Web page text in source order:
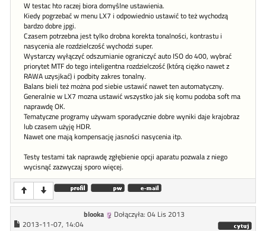
W testac hto raczej biora domyślne ustawienia.
Kiedy pogrzebać w menu LX7 i odpowiednio ustawić to też wychodzą
bardzo dobre jpgi.
Czasem potrzebna jest tylko drobna korekta tonalności, kontrastu i
nasycenia ale rozdzielczość wychodzi super.
Wystarczy wyłączyć odszumianie ograniczyć auto ISO do 400, wybrać
priorytet MTF do tego inteligentna rozdzielczość (którą ciężko nawet z
RAWA uzysjkać) i podbity zakres tonalny.
Balans bieli też można pod siebie ustawić nawet ten automatyczny.
Generalnie w LX7 mozna ustawić wszystko jak się komu podoba soft ma
naprawdę OK.
Tematyczne programy używam sporadycznie dobre wyniki daje krajobraz
lub czasem użyję HDR.
Nawet one mają kompensację jasności nasycenia itp.
Testy testami tak naprawdę zgłębienie opcji aparatu pozwala z niego
wycisnąć zazwyczaj sporo więcej.
blooka
Dołączyła: 04 Lis 2013
2013-11-07, 14:04